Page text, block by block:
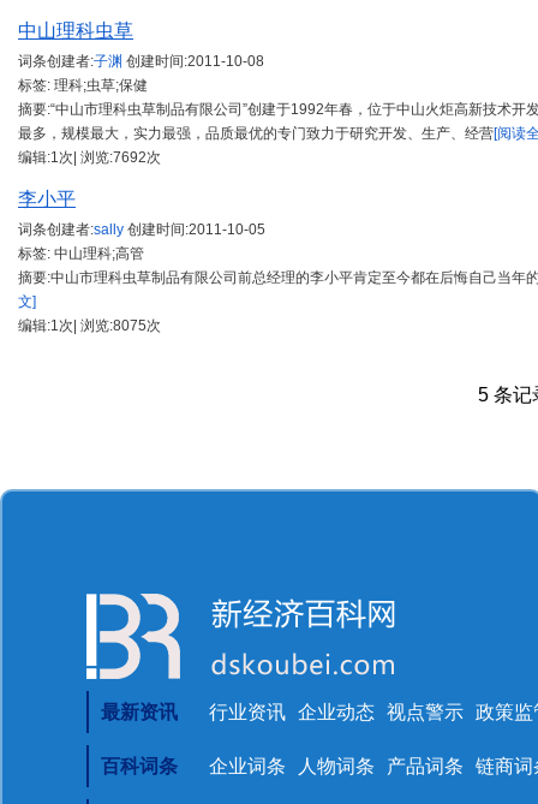
中山理科虫草
词条创建者:子渊 创建时间:2011-10-08
标签: 理科;虫草;保健
摘要:“中山市理科虫草制品有限公司”创建于1992年春，位于中山火炬高新技术
最多，规模最大，实力最强，品质最优的专门致力于研究开发、生产、经营[阅读
编辑:1次| 浏览:7692次
李小平
词条创建者:sally 创建时间:2011-10-05
标签: 中山理科;高管
摘要:中山市理科虫草制品有限公司前总经理的李小平肯定至今都在后悔自己当年
文]
编辑:1次| 浏览:8075次
5 条记
最新资讯 行业资讯 企业动态 视点警示 政策监
百科词条 企业词条 人物词条 产品词条 链商词